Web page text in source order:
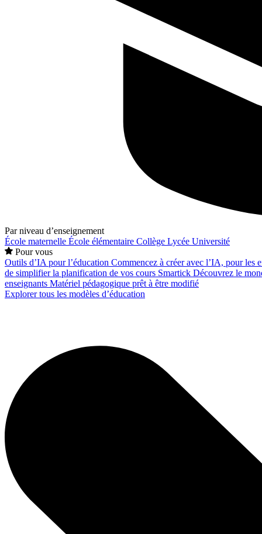
Par niveau d’enseignement
École maternelle École élémentaire Collège Lycée Université
Pour vous
Outils d’IA pour l’éducation Commencez à créer avec l’IA, pour les
de simplifier la planification de vos cours Smartick Découvrez le
enseignants Matériel pédagogique prêt à être modifié
Explorer tous les modèles d’éducation